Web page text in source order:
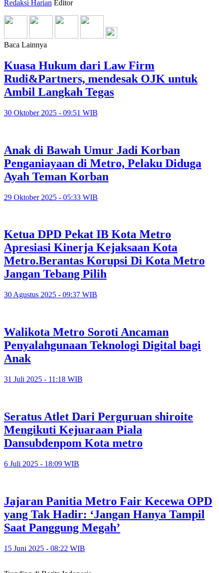
Redaksi Harian Editor
Baca Lainnya
Kuasa Hukum dari Law Firm
Rudi&Partners, mendesak OJK untuk
Ambil Langkah Tegas
30 Oktober 2025 - 09:51 WIB
Anak di Bawah Umur Jadi Korban
Penganiayaan di Metro, Pelaku Diduga
Ayah Teman Korban
29 Oktober 2025 - 05:33 WIB
Ketua DPD Pekat IB Kota Metro
Apresiasi Kinerja Kejaksaan Kota
Metro.Berantas Korupsi Di Kota Metro
Jangan Tebang Pilih
30 Agustus 2025 - 09:37 WIB
Walikota Metro Soroti Ancaman
Penyalahgunaan Teknologi Digital bagi
Anak
31 Juli 2025 - 11:18 WIB
Seratus Atlet Dari Perguruan shiroite
Mengikuti Kejuaraan Piala
Dansubdenpom Kota metro
6 Juli 2025 - 18:09 WIB
Jajaran Panitia Metro Fair Kecewa OPD
yang Tak Hadir: ‘Jangan Hanya Tampil
Saat Panggung Megah’
15 Juni 2025 - 08:22 WIB